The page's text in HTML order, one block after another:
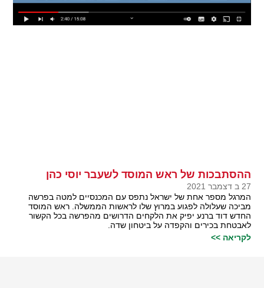
ההסתבכות של ראש המוסד לשעבר יוסי כהן
27 ב דצמבר 2021
המרגל מספר אחת של ישראל נתפס עם המכנסיים למטה בפרשה
מביכה שעלולה לפגוע במרוץ שלו לראשות הממשלה. ראש המוסד
החדש דוד ברנע יפיק את הלקחים הדרושים מהפרשה בכל הקשור
לאבטחת בכירים והקפדה על ביטחון שדה.
לקריאה >>